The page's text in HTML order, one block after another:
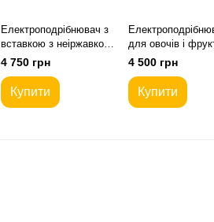
Електроподрібнювач з
вставкою з неіржавкої
сталі для овочів і
фруктів "Кормовий
Майстер"
4 750 грн
Купити
для овочів і
"Кормовий
4 500 грн
Купити